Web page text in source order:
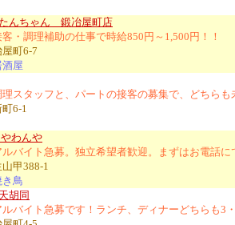
んちゃん 鍛冶屋町店
・調理補助の仕事で時給850円～1,500円！！
町6-7
屋
スタッフと、パートの接客の募集で、どちら
6-1
わんや
バイト急募。独立希望者歓迎。まずはお電話
甲388-1
き鳥
胡同
バイト急募です！ランチ、ディナーどちらも3